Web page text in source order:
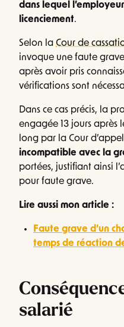
dans lequel
licenciement.
Selon la Cour de
invoque une faute
après avoir pris
vérifications sont
Dans ce cas précis, la
engagée 13 jours après
long par la Cour
incompatible avec la
portées, justifiant ainsi
pour faute grave.
Lire aussi mon article :
Faute grave d’un
temps de réaction
salarié